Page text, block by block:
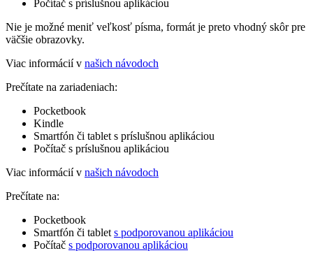
Počítač s príslušnou aplikáciou
Nie je možné meniť veľkosť písma, formát je preto vhodný skôr pre
väčšie obrazovky.
Viac informácií v našich návodoch
Prečítate na zariadeniach:
Pocketbook
Kindle
Smartfón či tablet s príslušnou aplikáciou
Počítač s príslušnou aplikáciou
Viac informácií v našich návodoch
Prečítate na:
Pocketbook
Smartfón či tablet s podporovanou aplikáciou
Počítač s podporovanou aplikáciou